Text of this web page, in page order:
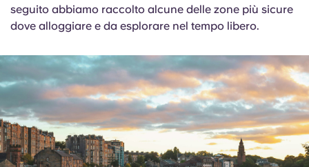
seguito abbiamo raccolto alcune delle zone più sicure
dove alloggiare e da esplorare nel tempo libero.